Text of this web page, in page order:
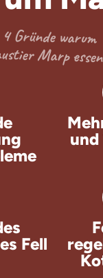
4 Gründe warum
Marp
Fell